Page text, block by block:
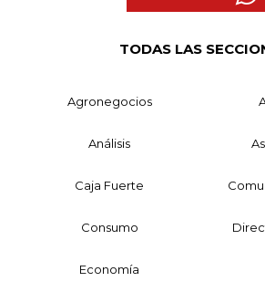
TODAS LAS
Agronegocios
Análisis
Caja Fuerte
Consumo
Economía